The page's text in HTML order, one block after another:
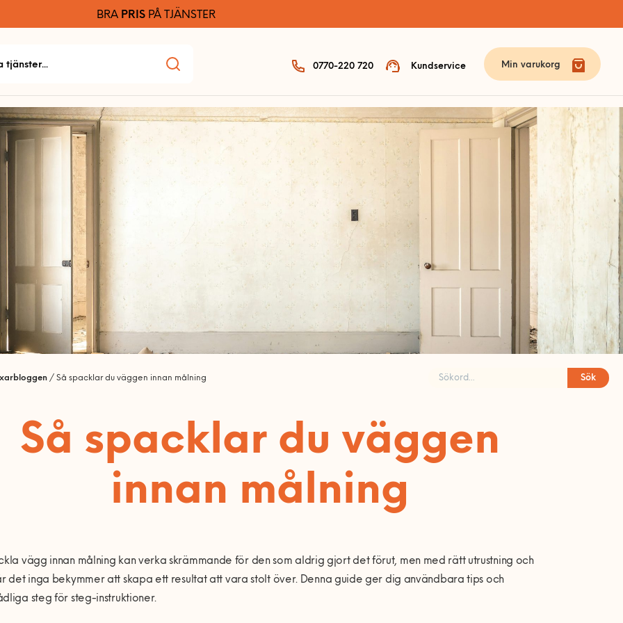
BRA PRISPÅ TJÄNSTER
0770-220 720 Kundservice Min varukorg
/ Så spacklar du väggen innan målning Sök
Så spacklar du väggen
innan målning
vägg innan målning kan verka skrämmande för den som aldrig gjort det förut, men med rätt utrustning och
det inga bekymmer att skapa ett resultat att vara stolt över. Denna guide ger dig användbara tips och
steg för steg-instruktioner.